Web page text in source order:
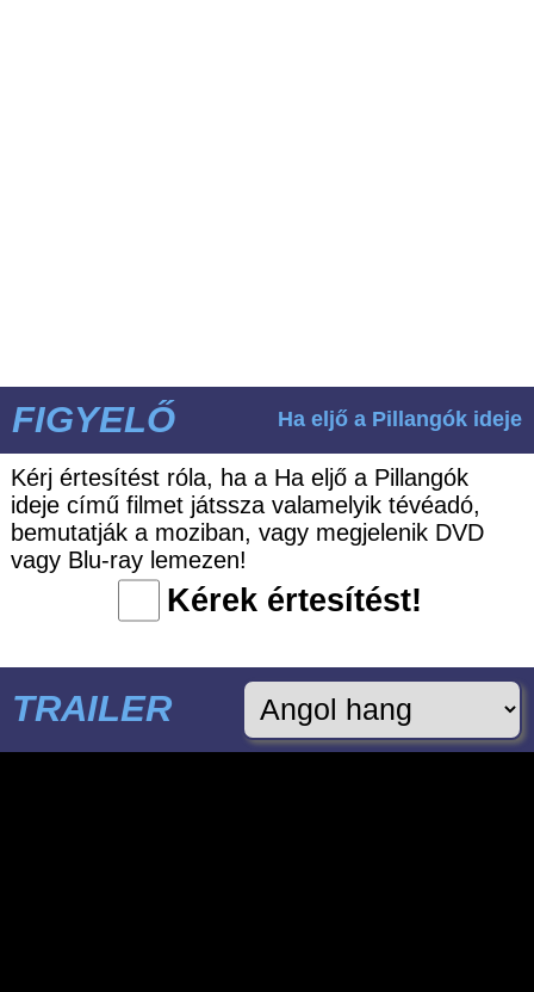
FIGYELŐ Ha eljő a Pillangók ideje
Kérj értesítést róla, ha a Ha eljő a Pillangók
ideje című filmet játssza valamelyik tévéadó,
bemutatják a moziban, vagy megjelenik DVD
vagy Blu-ray lemezen!
Kérek értesítést!
TRAILER